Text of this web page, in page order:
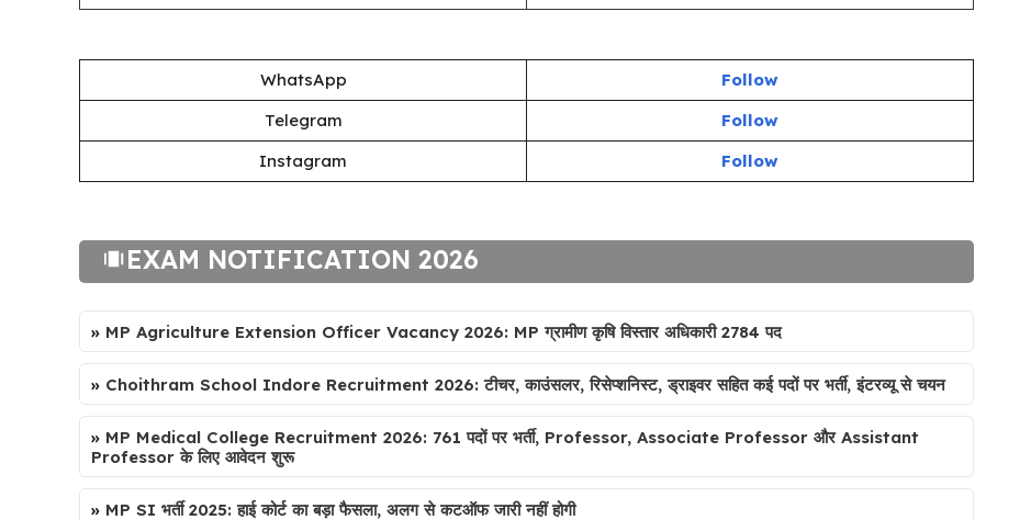
WhatsApp
Follow
Telegram
Follow
Instagram
Follow
EXAM NOTIFICATION 2026
» MP Agriculture Extension Officer Vacancy 2026: MP ग्रामीण कृषि विस्तार अधिकारी 2784 पद
» Choithram School Indore Recruitment 2026: टीचर, काउंसलर, रिसेप्शनिस्ट, ड्राइवर सहित कई पदों पर भर्ती, इंटरव्यू से चयन
» MP Medical College Recruitment 2026: 761 पदों पर भर्ती, Professor, Associate Professor और Assistant
Professor के लिए आवेदन शुरू
» MP SI भर्ती 2025: हाई कोर्ट का बड़ा फैसला, अलग से कटऑफ जारी नहीं होगी